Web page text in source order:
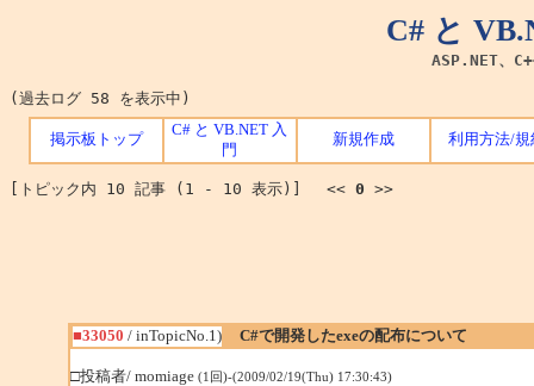
C# と
ASP.NET、
(過去ログ 58 を表示中)
掲示板トップ
C# と VB.NET 入
門
新規作成 利用方法/規
[トピック内 10 記事 (1 - 10 表示)] << 0 >>
■33050 / inTopicNo.1) C#で開発したexeの配布について
□投稿者/ momiage (1回)-(2009/02/19(Thu) 17:30:43)